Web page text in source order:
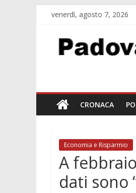
venerdì, agosto 7, 2026
CRONACA
Economia e Risparmio
A
dati sono